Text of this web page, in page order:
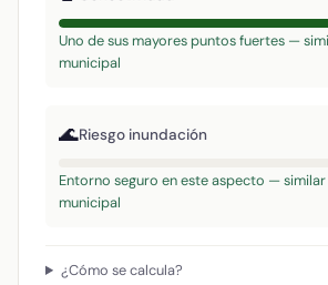
Uno de sus mayores puntos fuertes —
municipal
🌊Riesgo inundación
Entorno seguro en este aspecto — similar
municipal
¿Cómo se calcula?